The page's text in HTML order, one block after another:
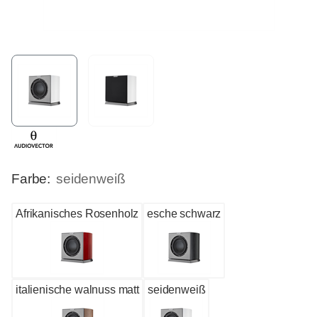
Farbe: seidenweiß
Afrikanisches Rosenholz esche schwarz
italienische walnuss matt seidenweiß